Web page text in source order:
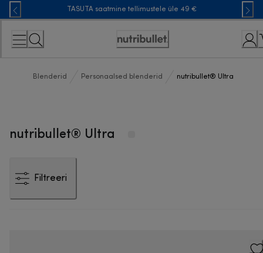
Skip
to
Content
TASUTA saatmine tellimustele üle 49 €
Accessibility
Blenderid Personaalsed blenderid nutribullet® Ultra
nutribullet® Ultra
Filtreeri